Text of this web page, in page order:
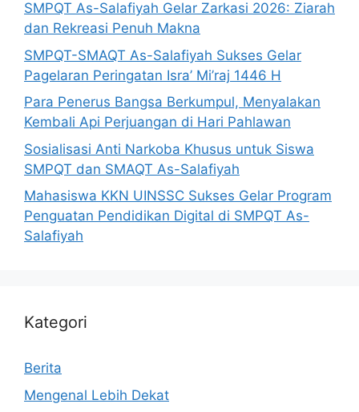
SMPQT As-Salafiyah Gelar Zarkasi 2026: Ziarah
dan Rekreasi Penuh Makna
SMPQT-SMAQT As-Salafiyah Sukses Gelar
Pagelaran Peringatan Isra’ Mi’raj 1446 H
Para Penerus Bangsa Berkumpul, Menyalakan
Kembali Api Perjuangan di Hari Pahlawan
Sosialisasi Anti Narkoba Khusus untuk Siswa
SMPQT dan SMAQT As-Salafiyah
Mahasiswa KKN UINSSC Sukses Gelar Program
Penguatan Pendidikan Digital di SMPQT As-
Salafiyah
Kategori
Berita
Mengenal Lebih Dekat